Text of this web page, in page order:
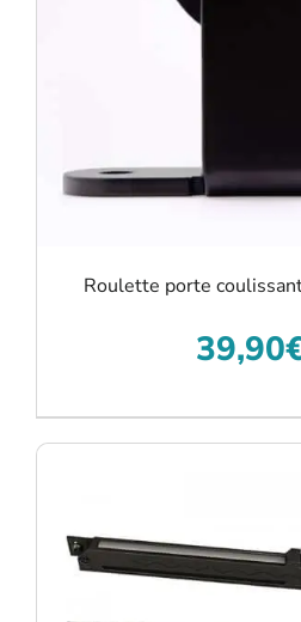
Roulette porte
39,90